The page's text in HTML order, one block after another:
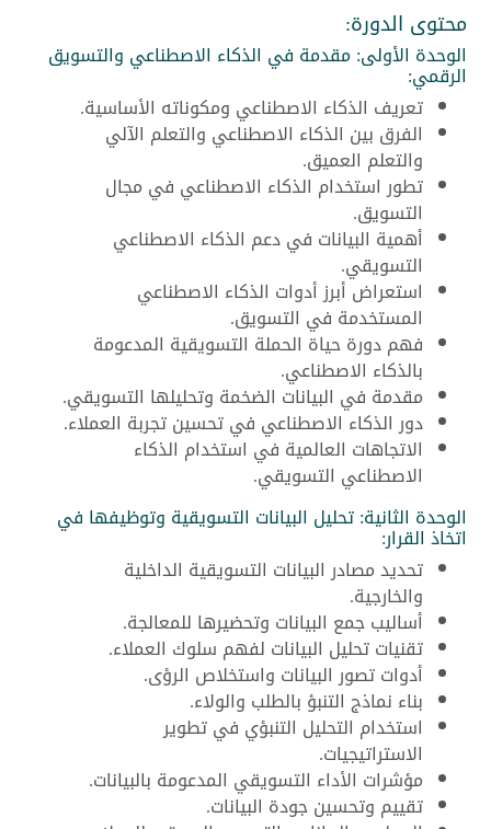
محتوى الدورة:
الوحدة الأولى: مقدمة في الذكاء الاصطناعي والتسويق
الرقمي:
تعريف الذكاء الاصطناعي ومكوناته الأساسية.
الفرق بين الذكاء الاصطناعي والتعلم الآلي
والتعلم العميق.
تطور استخدام الذكاء الاصطناعي في مجال
التسويق.
أهمية البيانات في دعم الذكاء الاصطناعي
التسويقي.
استعراض أبرز أدوات الذكاء الاصطناعي
المستخدمة في التسويق.
فهم دورة حياة الحملة التسويقية المدعومة
بالذكاء الاصطناعي.
مقدمة في البيانات الضخمة وتحليلها التسويقي.
دور الذكاء الاصطناعي في تحسين تجربة العملاء.
الاتجاهات العالمية في استخدام الذكاء
الاصطناعي التسويقي.
الوحدة الثانية: تحليل البيانات التسويقية وتوظيفها في
اتخاذ القرار:
تحديد مصادر البيانات التسويقية الداخلية
والخارجية.
أساليب جمع البيانات وتحضيرها للمعالجة.
تقنيات تحليل البيانات لفهم سلوك العملاء.
أدوات تصور البيانات واستخلاص الرؤى.
بناء نماذج التنبؤ بالطلب والولاء.
استخدام التحليل التنبؤي في تطوير
الاستراتيجيات.
مؤشرات الأداء التسويقي المدعومة بالبيانات.
تقييم وتحسين جودة البيانات.